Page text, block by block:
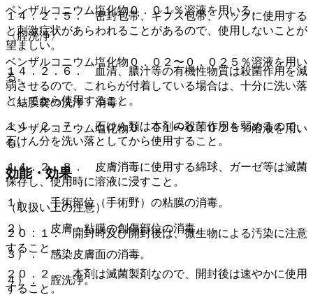
１４．２．５． 密封包帯、ギプス包帯、パックに使用する
と刺激症状があらわれることがあるので、使用しないことが
望ましい。
１４．２．６． 血清、膿汁等の有機性物質は殺菌作用を減
弱させるので、これらが付着している場合は、十分に洗い落
としてから使用すること。
１４．２．７． 石けん類は本剤の殺菌作用を弱めるので、
石けん分を洗い落としてから使用すること。
１４．２．８． 皮膚消毒に使用する綿球、ガーゼ等は滅菌
保存し、使用時に溶液に浸すこと。
（取扱い上の注意）
２０．１． 開封時及び開封後は、微生物による汚染に注意
すること。
２０．２． 本剤は滅菌製剤なので、開封後は速やかに使用
すること。
ベンザルコニウム塩化物０．０１％溶液を用いる。
〈腟洗浄〉
ベンザルコニウム塩化物０．０２〜０．０２５％溶液を用い
る。
〈結膜嚢の洗浄・消毒〉
ベンザルコニウム塩化物０．０１〜０．０２５％溶液を用い
る。
効能・効果
１）． 手術部位（手術野）の粘膜の消毒。
２）． 皮膚・粘膜の創傷部位の消毒。
３）． 感染皮膚面の消毒。
４）． 腟洗浄。